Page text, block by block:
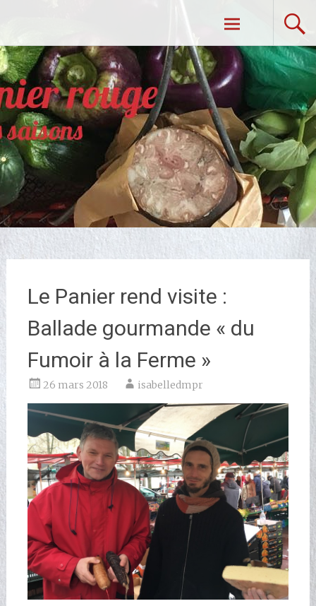
contenu
principal
Le Panier rend visite :
Ballade gourmande « du
Fumoir à la Ferme »
26 mars 2018 isabelledmpr